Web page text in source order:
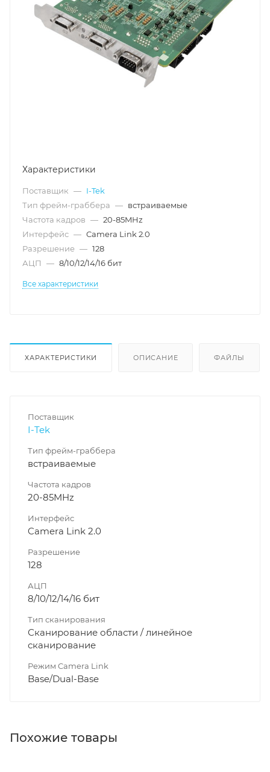
Характеристики
Поставщик — I-Tek
Тип фрейм-граббера — встраиваемые
Частота кадров — 20-85MHz
Интерфейс — Camera Link 2.0
Разрешение — 128
АЦП
— 8/10/12/14/16 бит
Все характеристики
ХАРАКТЕРИСТИКИ ОПИСАНИЕ ФАЙЛЫ
Поставщик
I-Tek
Тип фрейм-граббера
встраиваемые
Частота кадров
20-85MHz
Интерфейс
Camera Link 2.0
Разрешение
128
АЦП
8/10/12/14/16 бит
Тип сканирования
Сканирование области / линейное
сканирование
Режим Camera Link
Base/Dual-Base
Похожие товары